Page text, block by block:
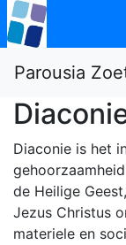
Parousia
Diaconie is het
de Heilige
Jezus Christus
materiele en